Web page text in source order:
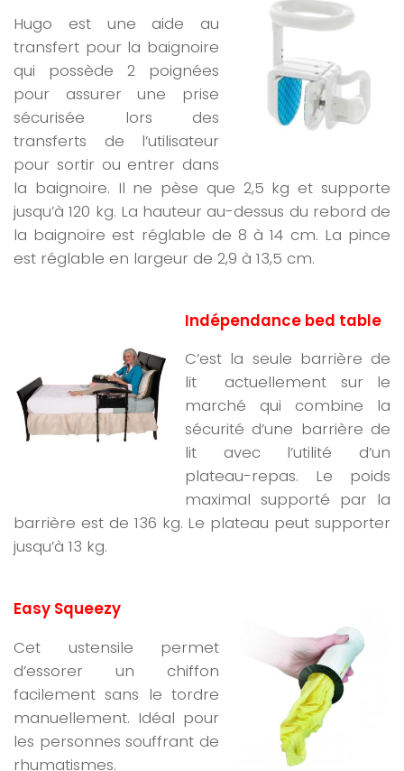
Hugo est une aide au
transfert pour la baignoire
qui possède 2 poignées
pour assurer une prise
sécurisée lors des
transferts de l’utilisateur
pour sortir ou entrer dans
la baignoire. Il ne pèse que 2,5 kg et supporte
jusqu’à 120 kg. La hauteur au-dessus du rebord de
la baignoire est réglable de 8 à 14 cm. La pince
est réglable en largeur de 2,9 à 13,5 cm.
Indépendance bed table
C’est la seule barrière de
lit actuellement sur le
marché qui combine la
sécurité d’une barrière de
lit avec l’utilité d’un
plateau-repas. Le poids
maximal supporté par la
barrière est de 136 kg. Le plateau peut supporter
jusqu’à 13 kg.
Easy Squeezy
Cet ustensile permet
d’essorer un chiffon
facilement sans le tordre
manuellement. Idéal pour
les personnes souffrant de
rhumatismes.